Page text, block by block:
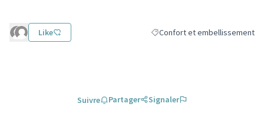
Like Filtrer les résultats de la
Confort et embellissement
Suivre Partager Signaler